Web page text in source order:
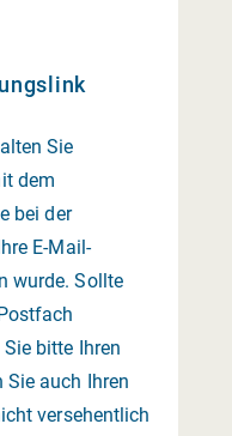
Sie
dem
bei der
E-Mail-
wurde. Sollte
bitte Ihren
Sie auch Ihren
versehentlich